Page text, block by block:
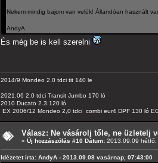
Nekem mindig bajom van velük! Állandóan használt
AndyA
És még be is kell szerelni
2014/9 Mondeo 2.0 tdci tit 140 le
2021.06 2.0 tdci Transit Jumbo 170 ló
2010 Ducato 2.3 120 ló
EX 2006/12 Mondeo 2,0 tdci combi eur4 DPF 130 ló
Válasz: Ne vásárolj tőle, ne üzletelj
« Új hozzászólás #10 Dátum: 2013.09.09
Idézetet írta: AndyA - 2013.09.08 vasárnap, 07:43:00